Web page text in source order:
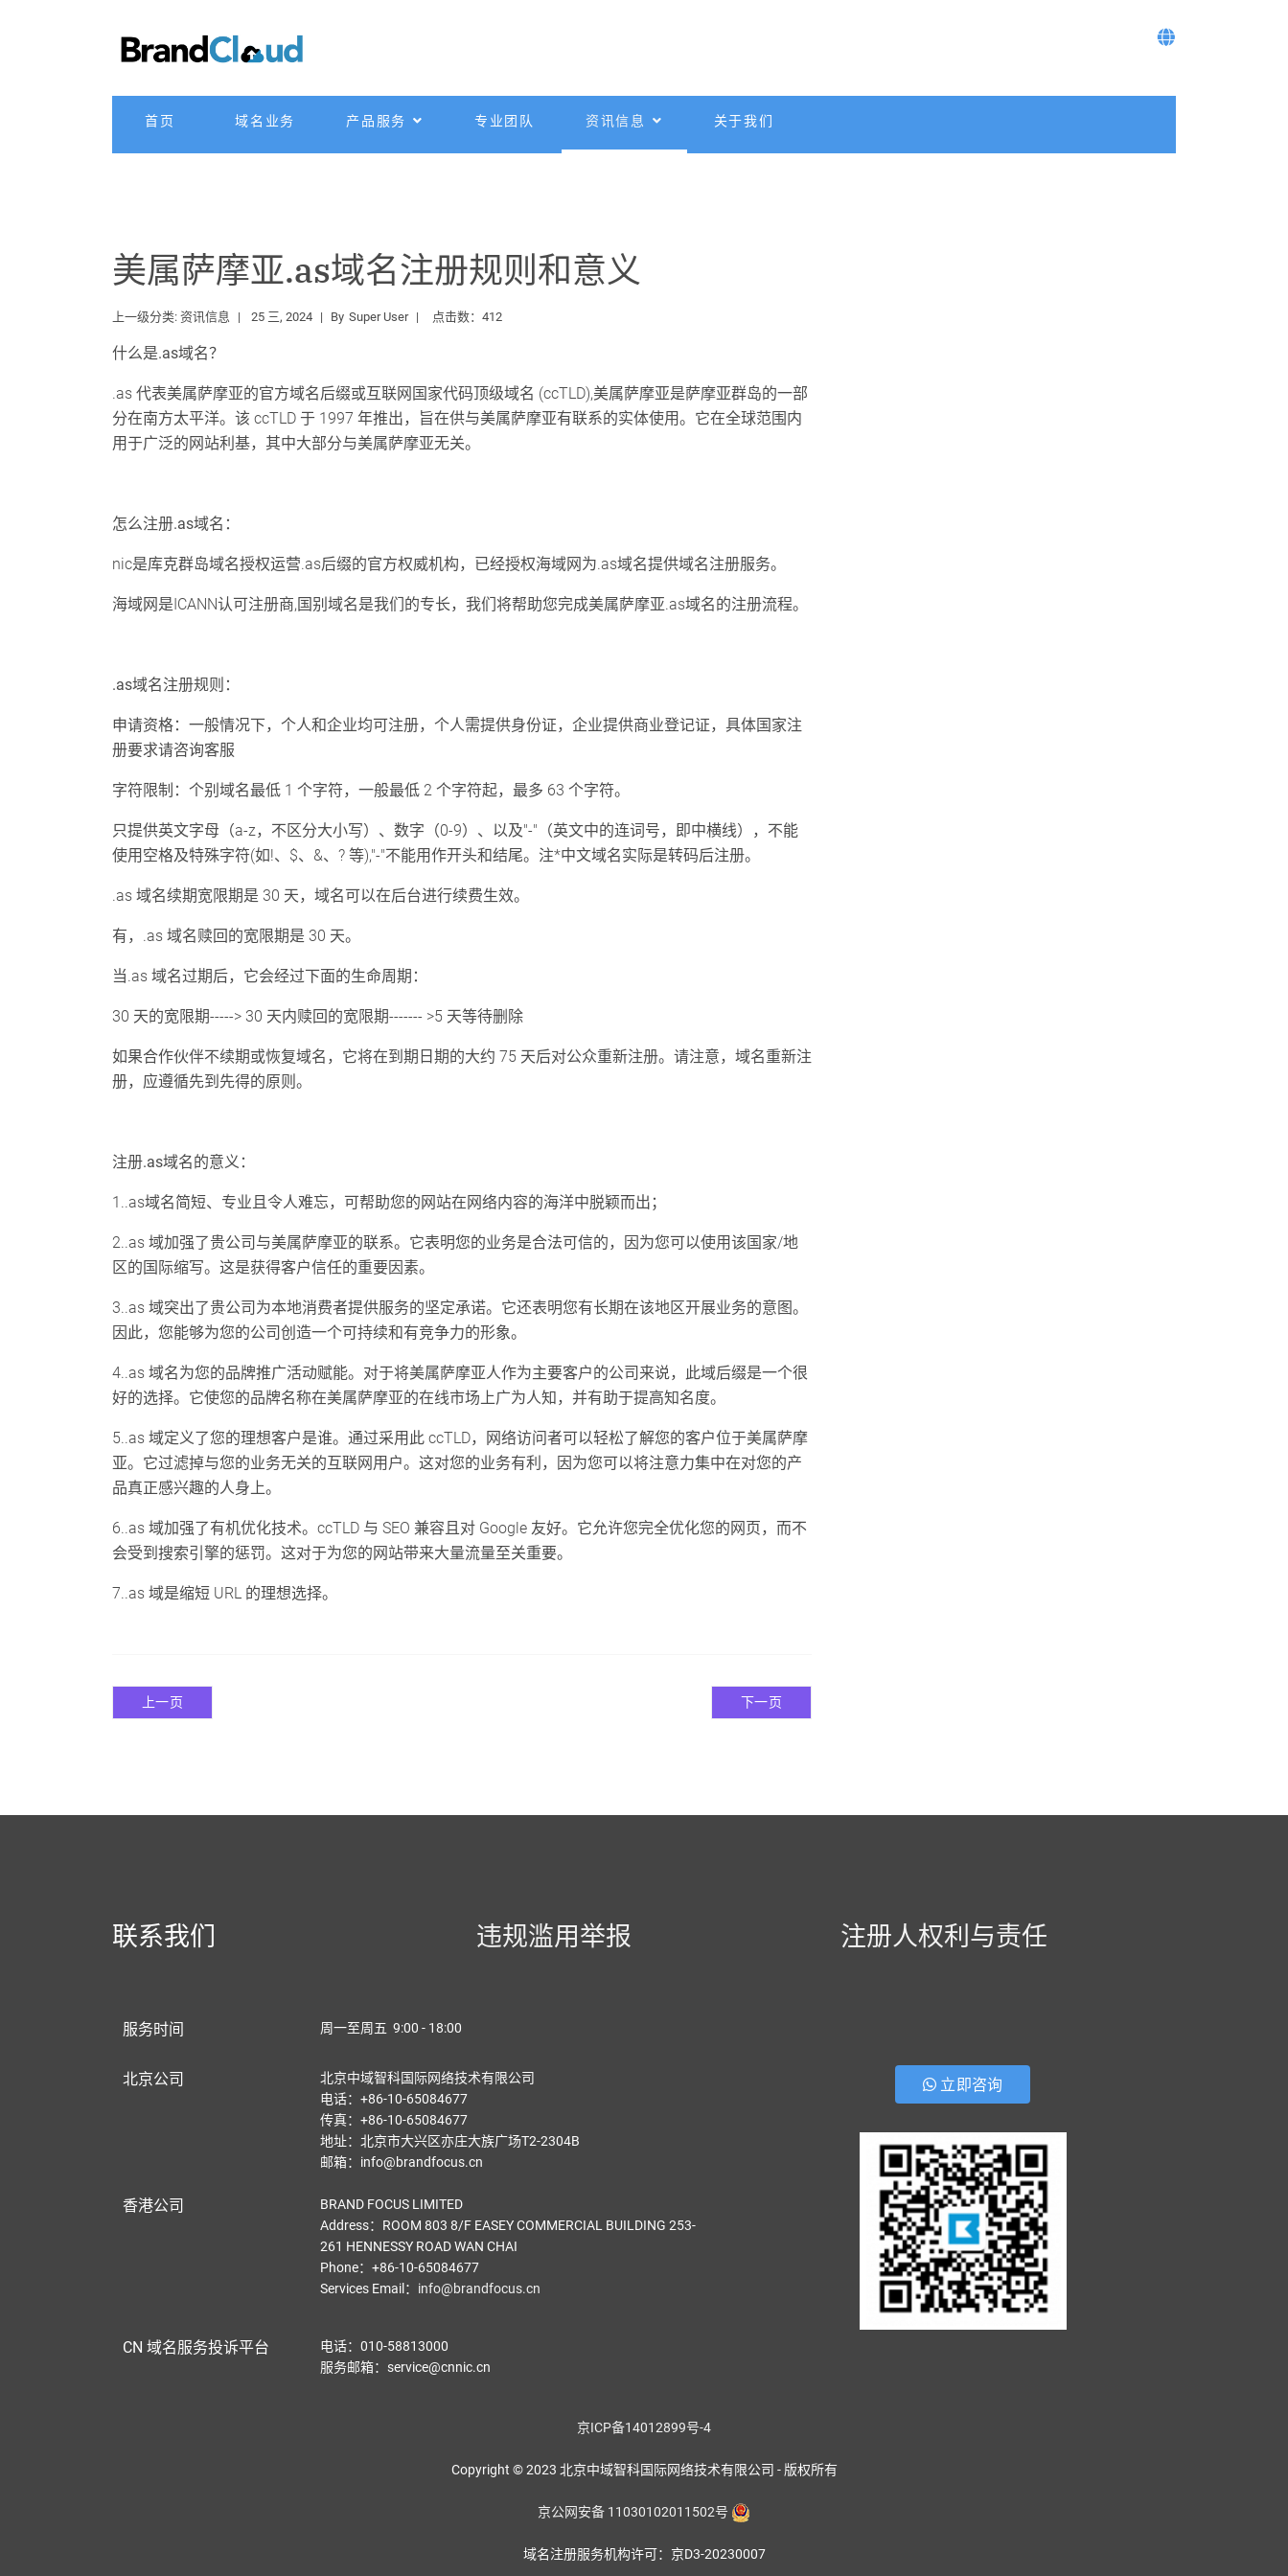
首页 域名业务 产品服务 专业团队 资讯信息 关于我们
美属萨摩亚.as域名注册规则和意义
上一级分类: 资讯信息 25 三, 2024 By Super User 点击数：412
什么是.as域名？
.as 代表美属萨摩亚的官方域名后缀或互联网国家代码顶级域名 (ccTLD),美属萨摩亚是萨摩亚群岛的一部
分在南方太平洋。该 ccTLD 于 1997 年推出，旨在供与美属萨摩亚有联系的实体使用。它在全球范围内
用于广泛的网站利基，其中大部分与美属萨摩亚无关。
怎么注册.as域名：
nic是库克群岛域名授权运营.as后缀的官方权威机构，已经授权海域网为.as域名提供域名注册服务。
海域网是ICANN认可注册商,国别域名是我们的专长，我们将帮助您完成美属萨摩亚.as域名的注册流程。
.as域名注册规则：
申请资格：一般情况下，个人和企业均可注册，个人需提供身份证，企业提供商业登记证，具体国家注
册要求请咨询客服
字符限制：个别域名最低 1 个字符，一般最低 2 个字符起，最多 63 个字符。
只提供英文字母（a-z，不区分大小写）、数字（0-9）、以及"-"（英文中的连词号，即中横线），不能
使用空格及特殊字符(如!、$、&、? 等),"-"不能用作开头和结尾。注*中文域名实际是转码后注册。
.as 域名续期宽限期是 30 天，域名可以在后台进行续费生效。
有，.as 域名赎回的宽限期是 30 天。
当.as 域名过期后，它会经过下面的生命周期：
30 天的宽限期-----> 30 天内赎回的宽限期------- >5 天等待删除
如果合作伙伴不续期或恢复域名，它将在到期日期的大约 75 天后对公众重新注册。请注意，域名重新注
册，应遵循先到先得的原则。
注册.as域名的意义：
1..as域名简短、专业且令人难忘，可帮助您的网站在网络内容的海洋中脱颖而出；
2..as 域加强了贵公司与美属萨摩亚的联系。它表明您的业务是合法可信的，因为您可以使用该国家/地
区的国际缩写。这是获得客户信任的重要因素。
3..as 域突出了贵公司为本地消费者提供服务的坚定承诺。它还表明您有长期在该地区开展业务的意图。
因此，您能够为您的公司创造一个可持续和有竞争力的形象。
4..as 域名为您的品牌推广活动赋能。对于将美属萨摩亚人作为主要客户的公司来说，此域后缀是一个很
好的选择。它使您的品牌名称在美属萨摩亚的在线市场上广为人知，并有助于提高知名度。
5..as 域定义了您的理想客户是谁。通过采用此 ccTLD，网络访问者可以轻松了解您的客户位于美属萨摩
亚。它过滤掉与您的业务无关的互联网用户。这对您的业务有利，因为您可以将注意力集中在对您的产
品真正感兴趣的人身上。
6..as 域加强了有机优化技术。ccTLD 与 SEO 兼容且对 Google 友好。它允许您完全优化您的网页，而不
会受到搜索引擎的惩罚。这对于为您的网站带来大量流量至关重要。
7..as 域是缩短 URL 的理想选择。
上一页 下一页
联系我们 违规滥用举报 注册人权利与责任
服务时间 周一至周五 9:00 - 18:00
北京公司
北京中域智科国际网络技术有限公司
电话：+86-10-65084677
传真：+86-10-65084677
地址：北京市大兴区亦庄大族广场T2-2304B
邮箱：info@brandfocus.cn
香港公司
BRAND FOCUS LIMITED
Address：ROOM 803 8/F EASEY COMMERCIAL BUILDING 253-
261 HENNESSY ROAD WAN CHAI
Phone：+86-10-65084677
Services Email ： info@brandfocus.cn
CN 域名服务投诉平台
电话：010-58813000
服务邮箱：service@cnnic.cn
立即咨询
京ICP备14012899号-4
Copyright © 2023 北京中域智科国际网络技术有限公司 - 版权所有
京公网安备 11030102011502号
域名注册服务机构许可：京D3-20230007